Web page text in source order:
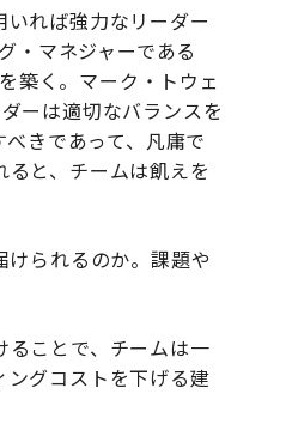
いれば強力なリーダー
・マネジャーである
築く。マーク・トウェ
ーは適切なバランスを
きであって、凡庸で
と、チームは飢えを
られるのか。課題や
ることで、チームは一
グコストを下げる建